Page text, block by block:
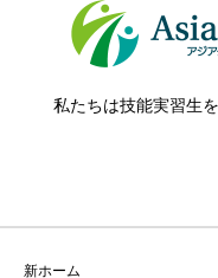
私たちは技能実習生
新ホーム